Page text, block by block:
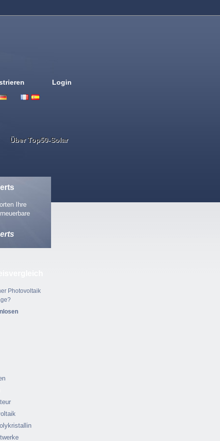
Login
Über Top50-Solar
Ihre
Photovoltaik